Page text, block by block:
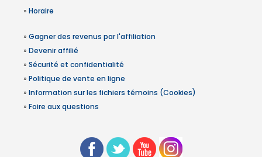
» Horaire
» Gagner des revenus par l'affiliation
» Devenir affilié
» Sécurité et confidentialité
» Politique de vente en ligne
» Information sur les fichiers témoins (Cookies)
» Foire aux questions